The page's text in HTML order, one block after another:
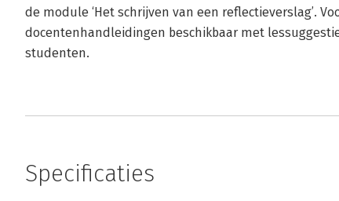
de module ‘Het schrijven van een reflectieverslag’.
docentenhandleidingen beschikbaar met
studenten.
Specificaties